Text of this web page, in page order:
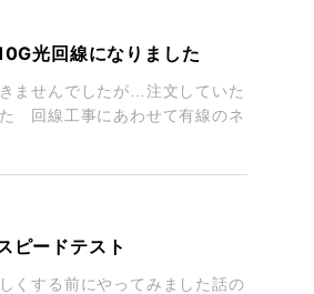
光回線になりました
ませんでしたが…注文していた
回線工事にあわせて有線のネ
ピードテスト
くする前にやってみました話の